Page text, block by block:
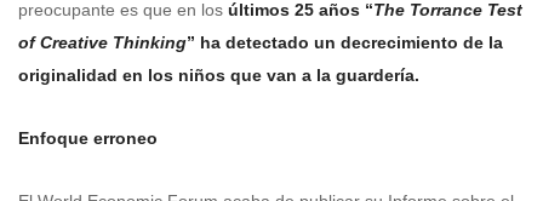
preocupante es que en los últimos 25 años “The Torrance Test
of Creative Thinking” ha detectado un decrecimiento de la
originalidad en los niños que van a la guardería.
Enfoque erroneo